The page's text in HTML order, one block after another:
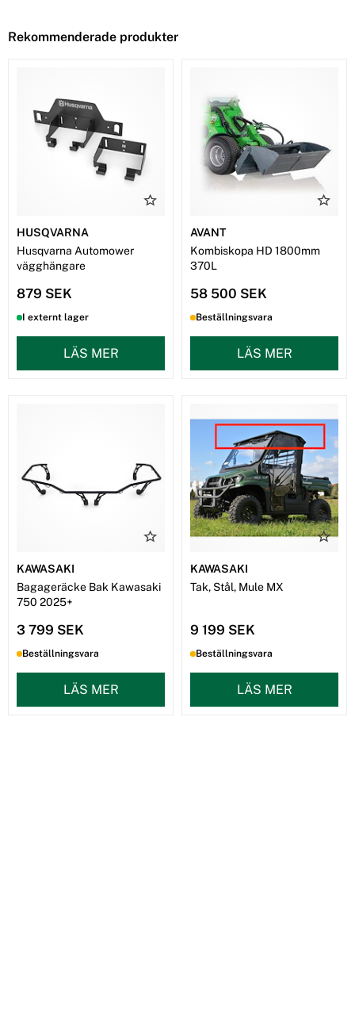
Rekommenderade produkter
HUSQVARNA
Husqvarna Automower
vägghängare
879 SEK
I externt lager
LÄS MER
AVANT
Kombiskopa HD 1800mm
370L
58 500 SEK
Beställningsvara
LÄS MER
KAWASAKI
Bagageräcke Bak Kawasaki
750 2025+
3 799 SEK
Beställningsvara
LÄS MER
KAWASAKI
Tak, Stål, Mule MX
9 199 SEK
Beställningsvara
LÄS MER